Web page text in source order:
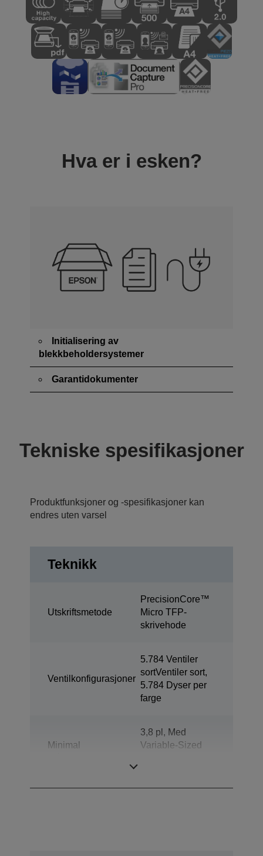
Hva er i esken?
Initialisering av
blekkbeholdersystemer
Garantidokumenter
Tekniske spesifikasjoner
Produktfunksjoner og -spesifikasjoner kan
endres uten varsel
Teknikk
Utskriftsmetode
PrecisionCore™
Micro TFP-
skrivehode
Ventilkonfigurasjoner
5.784 Ventiler
sortVentiler sort,
5.784 Dyser per
farge
Minimal
3,8 pl, Med
Variable-Sized